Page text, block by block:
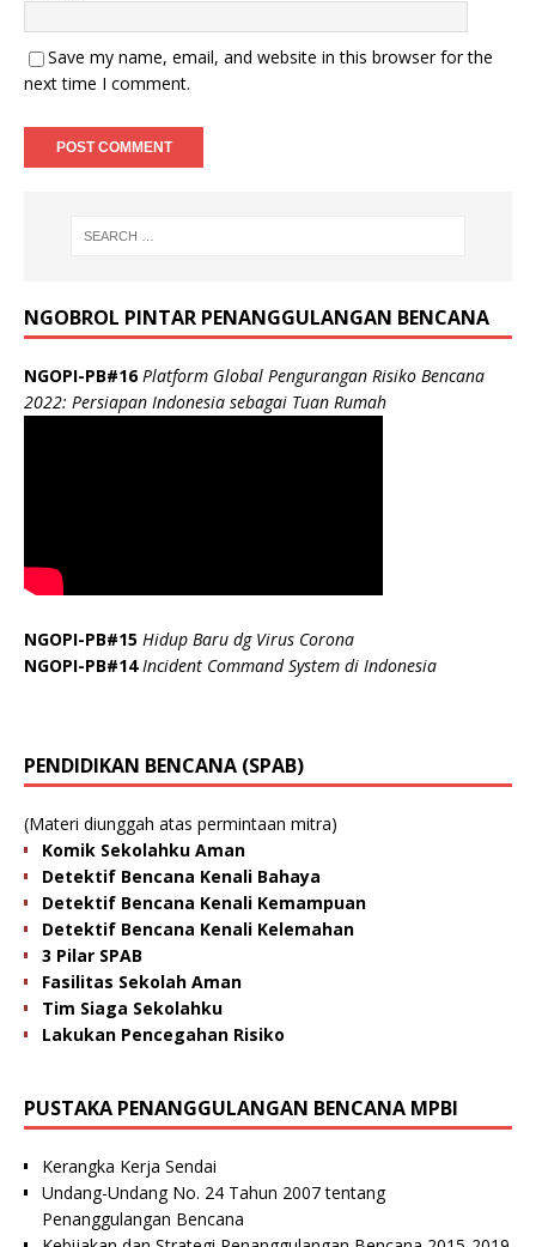
Save my name, email, and website in this browser for the
next time I comment.
NGOBROL PINTAR PENANGGULANGAN BENCANA
NGOPI-PB#16 Platform Global Pengurangan Risiko Bencana
2022: Persiapan Indonesia sebagai Tuan Rumah
NGOPI-PB#15 Hidup Baru dg Virus Corona
NGOPI-PB#14 Incident Command System di Indonesia
PENDIDIKAN BENCANA (SPAB)
(Materi diunggah atas permintaan mitra)
Komik Sekolahku Aman
Detektif Bencana Kenali Bahaya
Detektif Bencana Kenali Kemampuan
Detektif Bencana Kenali Kelemahan
3 Pilar SPAB
Fasilitas Sekolah Aman
Tim Siaga Sekolahku
Lakukan Pencegahan Risiko
PUSTAKA PENANGGULANGAN BENCANA MPBI
Kerangka Kerja Sendai
Undang-Undang No. 24 Tahun 2007 tentang
Penanggulangan Bencana